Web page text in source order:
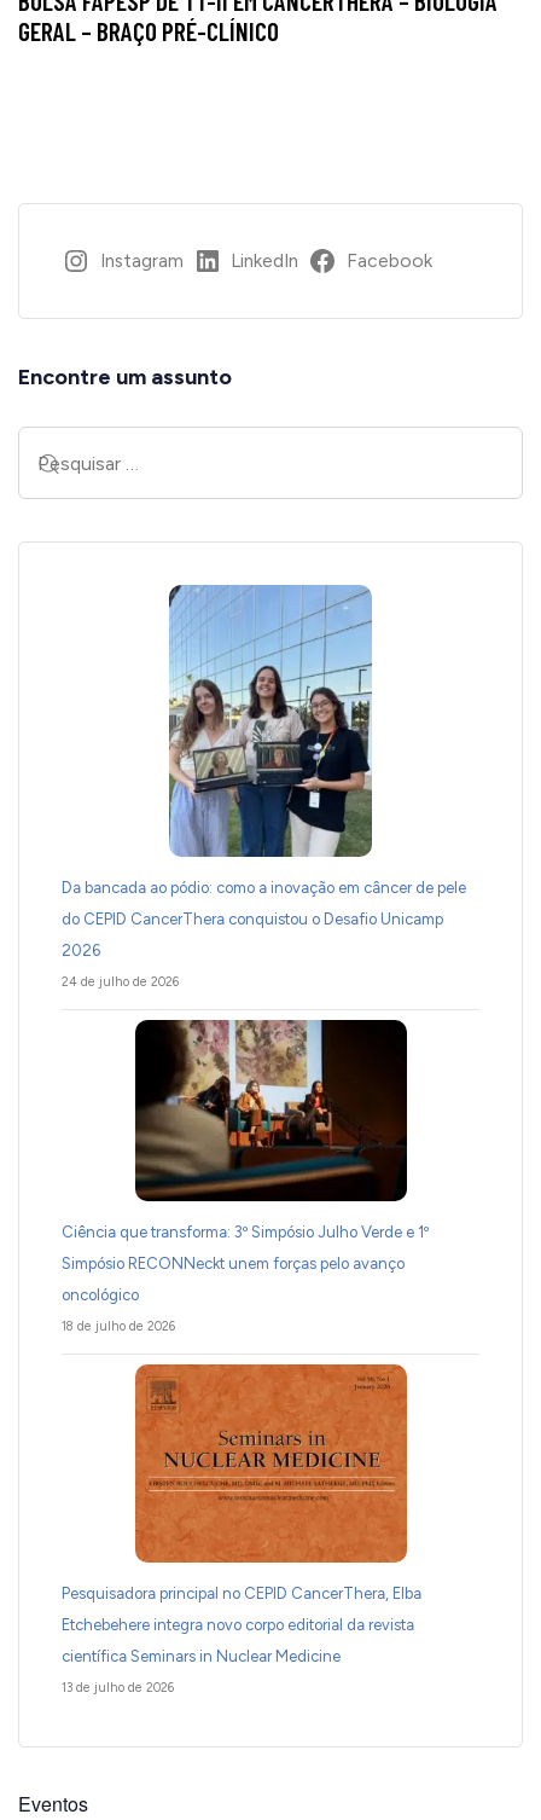
GERAL – BRAÇO PRÉ-CLÍNICO
Instagram LinkedIn Facebook
Encontre um assunto
Da bancada ao pódio: como a inovação em câncer de pele
do CEPID CancerThera conquistou o Desafio Unicamp
2026
24 de julho de 2026
Ciência que transforma: 3º Simpósio Julho Verde e 1º
Simpósio RECONNeckt unem forças pelo avanço
oncológico
18 de julho de 2026
Pesquisadora principal no CEPID CancerThera, Elba
Etchebehere integra novo corpo editorial da revista
científica Seminars in Nuclear Medicine
13 de julho de 2026
Eventos